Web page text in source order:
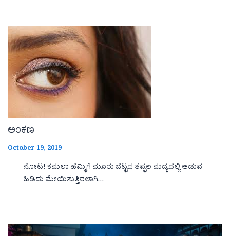
ಅಂಕಣ
October 19, 2019
ನೋಟ! ಕಮಲಾ ಹೆಮ್ಮಿಗೆ ಮೂರು ಬೆಟ್ಟದ ತಪ್ಪಲ ಮದ್ಯದಲ್ಲಿ ಆಡುವ
ಹಿಡಿದು ಮೇಯಿಸುತ್ತಿರಲಾಗಿ…